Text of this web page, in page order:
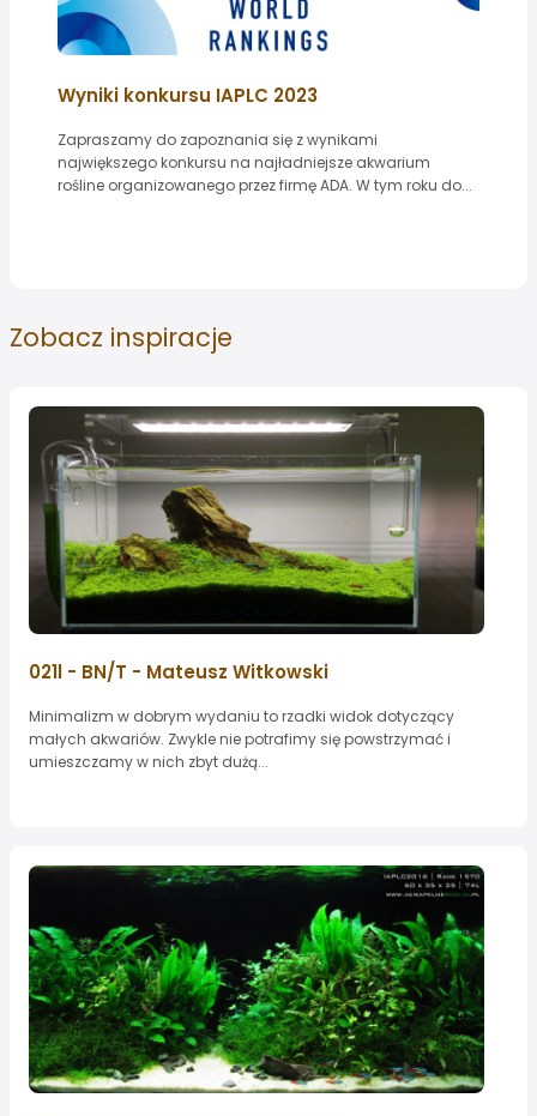
Wyniki konkursu IAPLC 2023
Zapraszamy do zapoznania się z wynikami
największego konkursu na najładniejsze akwarium
rośline organizowanego przez firmę ADA. W tym roku do...
Zobacz inspiracje
021l - BN/T - Mateusz Witkowski
Minimalizm w dobrym wydaniu to rzadki widok dotyczący
małych akwariów. Zwykle nie potrafimy się powstrzymać i
umieszczamy w nich zbyt dużą...